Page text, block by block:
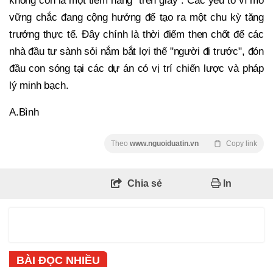
vững chắc đang cộng hưởng để tạo ra một chu kỳ tăng
trưởng thực tế. Đây chính là thời điểm then chốt để các
nhà đầu tư sành sỏi nắm bắt lợi thế "người đi trước", đón
đầu con sóng tại các dự án có vị trí chiến lược và pháp
lý minh bạch.
A.Bình
Theo www.nguoiduatin.vn Copy link
Chia sẻ In
BÀI ĐỌC NHIỀU